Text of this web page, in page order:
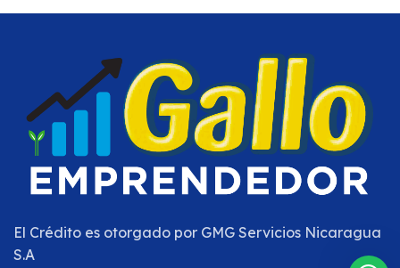
El Crédito es otorgado por GMG Servicios Nicaragua
S.A